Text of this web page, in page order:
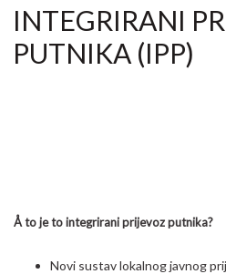
INTEGRIRANI
PUTNIKA (IPP)
Å to je to integrirani prijevoz putnika?
Novi sustav lokalnog javnog